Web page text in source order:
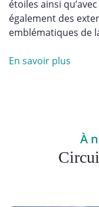
étoiles ainsi
également des
emblématiques de
En savoir plus
À